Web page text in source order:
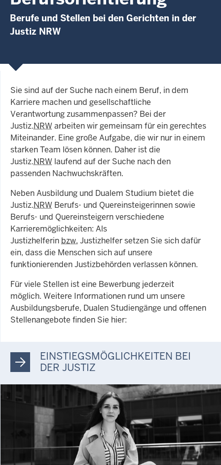
Berufe und Stellen bei den Gerichten in der
Justiz NRW
Sie sind auf der Suche nach einem Beruf, in dem
Karriere machen und gesellschaftliche
Verantwortung zusammenpassen? Bei der
Justiz.NRWarbeiten wir gemeinsam für ein gerechtes
Miteinander. Eine große Aufgabe, die wir nur in einem
starken Team lösen können. Daher ist die
Justiz.NRW laufend auf der Suche nach den
passenden Nachwuchskräften.
Neben Ausbildung und Dualem Studium bietet die
Justiz.NRW Berufs- und Quereinsteigerinnen sowie
Berufs- und Quereinsteigern verschiedene
Karrieremöglichkeiten: Als
Justizhelferin bzw. Justizhelfer setzen Sie sich dafür
ein, dass die Menschen sich auf unsere
funktionierenden Justizbehörden verlassen können.
Für viele Stellen ist eine Bewerbung jederzeit
möglich. Weitere Informationen rund um unsere
Ausbildungsberufe, Dualen Studiengänge und offenen
Stellenangebote finden Sie hier:
EINSTIEGSMÖGLICHKEITEN BEI
DER JUSTIZ